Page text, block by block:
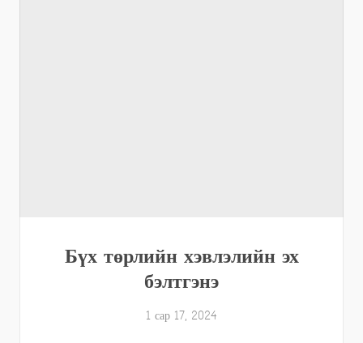
Бүх төрлийн хэвлэлийн эх
бэлтгэнэ
1 сар 17, 2024